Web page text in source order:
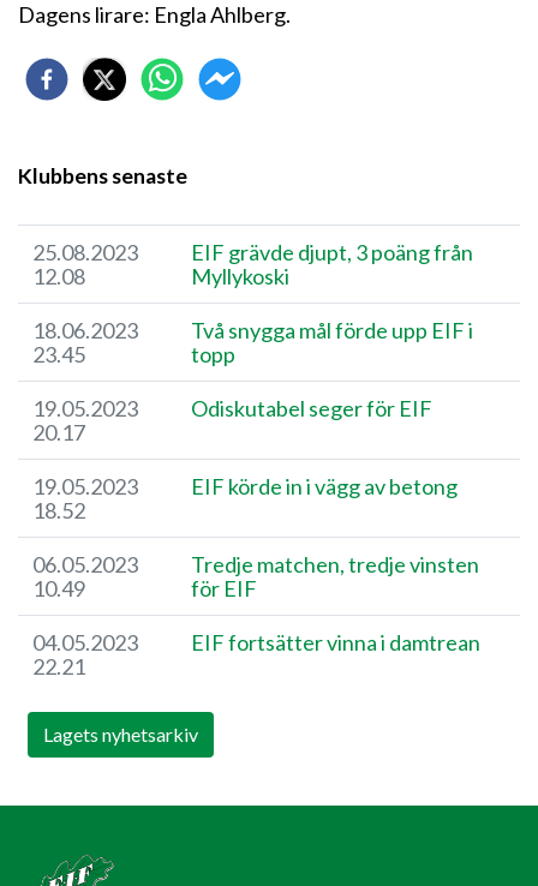
Dagens lirare: Engla Ahlberg.
Klubbens senaste
25.08.2023
12.08
​EIF grävde djupt, 3 poäng från
Myllykoski
18.06.2023
23.45
Två snygga mål förde upp EIF i
topp
19.05.2023
20.17
Odiskutabel seger för EIF
19.05.2023
18.52
EIF körde in i vägg av betong
06.05.2023
10.49
Tredje matchen, tredje vinsten
för EIF
04.05.2023
22.21
EIF fortsätter vinna i damtrean
Lagets nyhetsarkiv